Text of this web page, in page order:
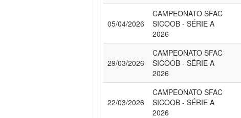
05/04/2026
CAMPEONATO SFAC
SICOOB - SÉRIE A
2026
29/03/2026
CAMPEONATO SFAC
SICOOB - SÉRIE A
2026
22/03/2026
CAMPEONATO SFAC
SICOOB - SÉRIE A
2026